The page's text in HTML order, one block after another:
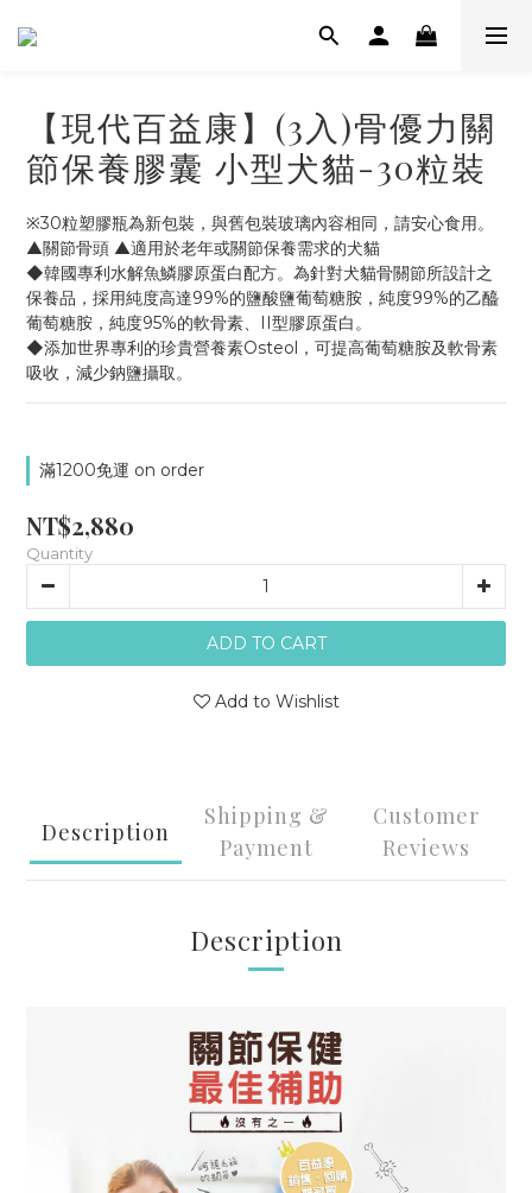
【現代百益康】(3入)骨優力關
節保養膠囊 小型犬貓-30粒裝
※30粒塑膠瓶為新包裝，與舊包裝玻璃內容相同，請安心食用。
▲關節骨頭 ▲適用於老年或關節保養需求的犬貓
◆韓國專利水解魚鱗膠原蛋白配方。為針對犬貓骨關節所設計之
保養品，採用純度高達99%的鹽酸鹽葡萄糖胺，純度99%的乙醯
葡萄糖胺，純度95%的軟骨素、II型膠原蛋白。
◆添加世界專利的珍貴營養素Osteol，可提高葡萄糖胺及軟骨素
吸收，減少鈉鹽攝取。
滿1200免運 on order
NT$2,880
Quantity
ADD TO CART
Add to Wishlist
Description
Shipping &
Payment
Customer
Reviews
Description